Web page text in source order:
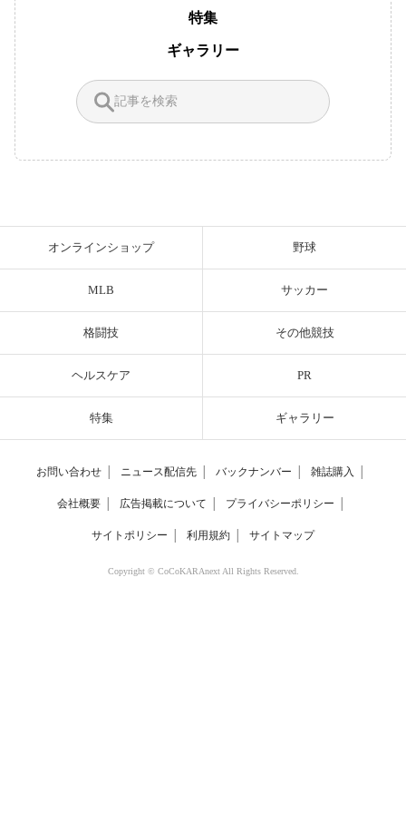
特集
ギャラリー
オンラインショップ 野球
MLB サッカー
格闘技 その他競技
ヘルスケア PR
特集 ギャラリー
お問い合わせ ニュース配信先 バックナンバー 雑誌購入
会社概要 広告掲載について プライバシーポリシー
サイトポリシー 利用規約 サイトマップ
Copyright © CoCoKARAnext All Rights Reserved.